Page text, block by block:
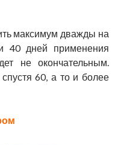
максимум дважды на
40 дней применения
не окончательным.
60, а то и более